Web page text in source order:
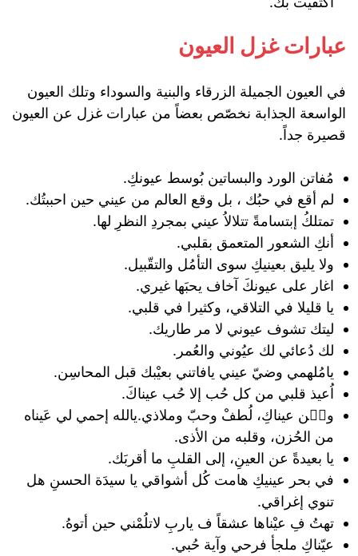
عبارات غزل العيون
في العيون الجميلة الزرقاء والبنية والسوداء وتلك العيون
الواسعة الجذابة نخصّص بعضاً من عبارات غزل عن العيون
قصيرة جداً.
مُفاتن الورد والبساتين بُوسط عيونكِ.
‏لم أقع في حبُك ، بل وقع العالم من عيني حين احببتُك.
تمتلكُ إبتسامةً تتلالاُ عيني بمجردِ النظرِ لها.
أنكِ الشعور المتعمق بقلبي.
‏ولا يليق بعينيكِ سوى التأمُل والتقّبيل.
اغار على عيونكَ آخاف يحبَها غيري.
يا قليلا في التلاقي، وكثيرا في قلبي.
‏ليتك تشوف عيوني لا مر طاريك.
لك دُعائي لك عيُوني والعُمر.
‏يامُلهمي وضيّ عيني يافاتني بعيْبك قبل المحاسِن.
اُعيذ قلبي من كل حُب إلا حُب عيناكَ.
وعٙن عيناكِ، لُطفْ وحبّ وملاذي.يالله إحمي لي عَيناه
من الحُزن، وقلبه من الأذى.
يا بعيدةً عن العينِ، إلى القلبِ ما أقربَك.
في بحر عينيكِ هامت كُل أشواقي يا سيدَة الحسنِ هل
تنوي إغراقي.
تهتُ فِ عيْناها عشقاً ف ياربِ لاتلُمْني حين أتوهُ.
عيّناكِ ملجأ فرحي وآية حُبي.